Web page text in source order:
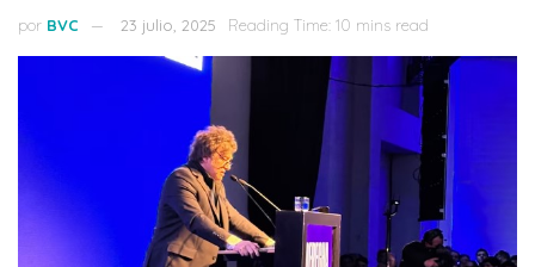
por BVC 23 julio, 2025 Reading Time: 10 mins read